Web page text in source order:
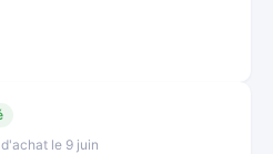
le 9 juin